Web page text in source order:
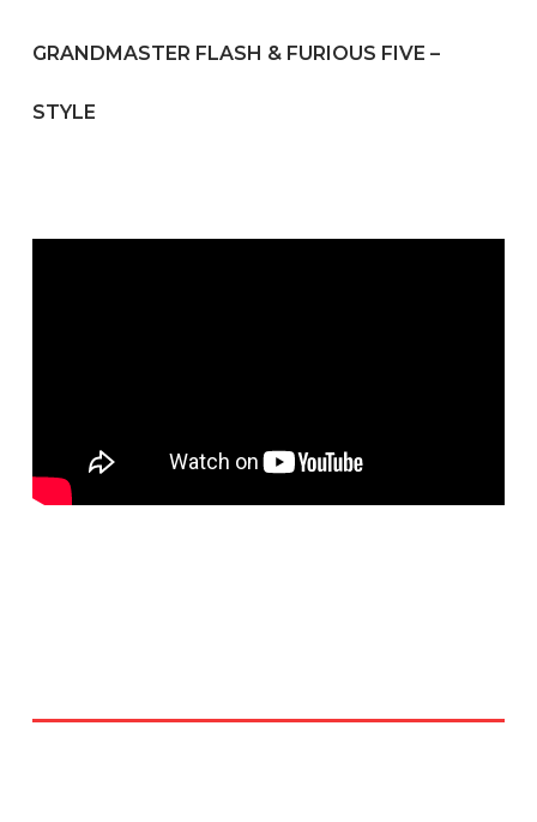
GRANDMASTER FLASH & FURIOUS FIVE –
STYLE